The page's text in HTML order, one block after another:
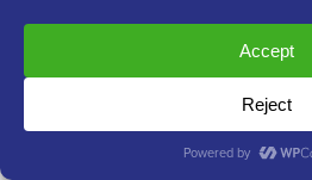
Freelancer mantiene un
ogni freelance che puoi